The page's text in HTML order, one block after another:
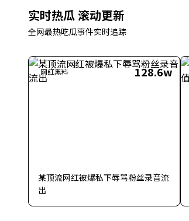
实时热瓜滚动更新
全网最热吃瓜事件实时追踪
网红黑料 128.6w
某顶流网红被爆私下辱骂粉丝录音流
出